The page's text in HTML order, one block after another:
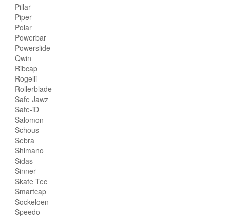
Pillar
Piper
Polar
Powerbar
Powerslide
Qwin
Ribcap
Rogelli
Rollerblade
Safe Jawz
Safe-iD
Salomon
Schous
Sebra
Shimano
Sidas
Sinner
Skate Tec
Smartcap
Sockeloen
Speedo